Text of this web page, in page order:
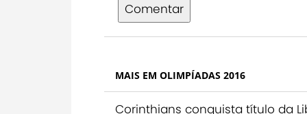
Comentar
MAIS EM OLIMPÍADAS 2016
Corinthians conquista título da